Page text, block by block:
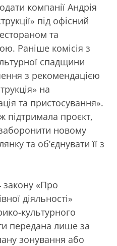
компанії Андрія
під офісний
та
Раніше комісія з
спадщини
з рекомендацією
на
та пристосування».
підтримала проєкт,
новому
та обʼєднувати її з
закону «Про
діяльності»
культурного
передана лише за
зонування або